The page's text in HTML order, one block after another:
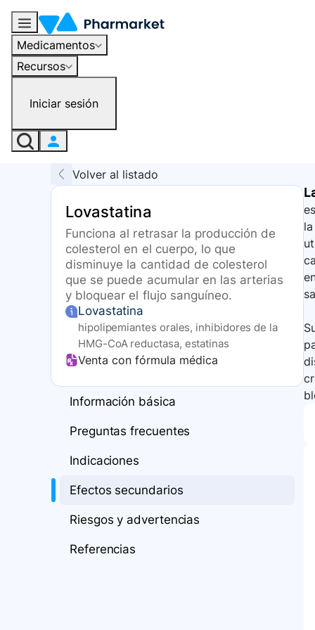
Medicamentos
Recursos
Iniciar sesión
Volver al listado
Lovastatina
Funciona al retrasar la producción de
colesterol en el cuerpo, lo que
disminuye la cantidad de colesterol
que se puede acumular en las arterias
y bloquear el flujo sanguíneo.
Lovastatina
hipolipemiantes orales, inhibidores de la
HMG-CoA reductasa, estatinas
Venta con fórmula médica
Información básica
Preguntas frecuentes
Indicaciones
Efectos secundarios
Riesgos y advertencias
Referencias